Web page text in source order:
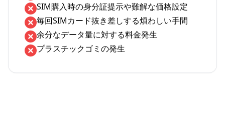
SIM購入時の身分証提示や難解な価格設定
毎回SIMカード抜き差しする煩わしい手間
余分なデータ量に対する料金発生
プラスチックゴミの発生